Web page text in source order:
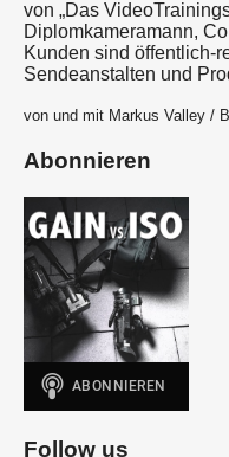
von „Das
Diplomkameramann,
Kunden sind öffentlich-
Sendeanstalten und
von und mit Markus Valley /
Abonnieren
Follow us